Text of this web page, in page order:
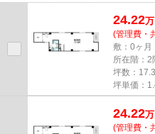
尚、弊社ではおとり広告は一切...
24.22万
(管理費・
敷：0ヶ月
所在階：2
坪数：
坪単価：
24.22万
(管理費・